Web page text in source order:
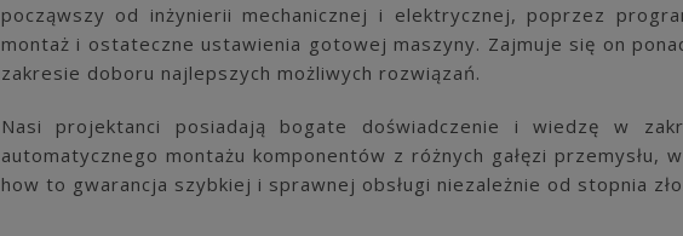
począwszy od inżynierii mechanicznej i elektrycznej, poprzez
montaż i ostateczne ustawienia gotowej maszyny. Zajmuje się on
zakresie doboru najlepszych możliwych rozwiązań.
Nasi projektanci posiadają bogate doświadczenie i wiedzę w
automatycznego montażu komponentów z różnych gałęzi
how to gwarancja szybkiej i sprawnej obsługi niezależnie od stopnia